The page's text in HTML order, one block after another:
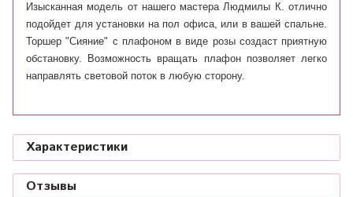
Изысканная модель от нашего мастера Людмилы К. отлично
подойдет для установки на пол офиса, или в вашей спальне.
Торшер "Сияние" с плафоном в виде розы создаст приятную
обстановку. Возможность вращать плафон позволяет легко
направлять световой поток в любую сторону.
Характеристики
Отзывы